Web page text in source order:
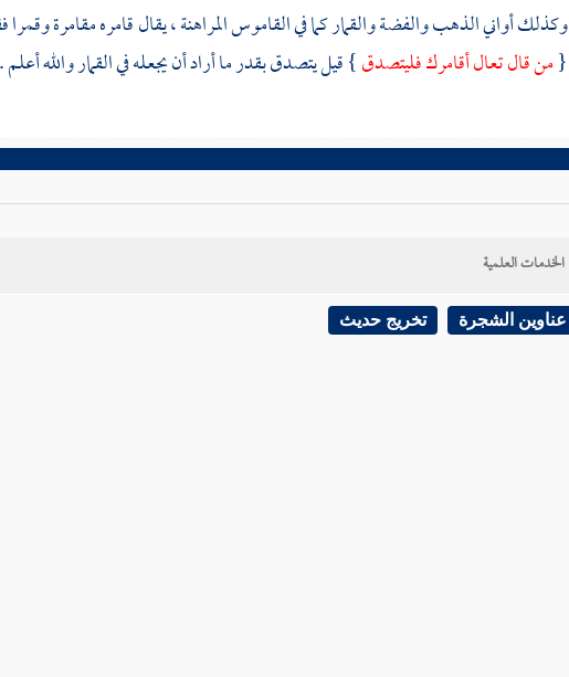
وكذلك أواني الذهب والفضة والقمار كما في القاموس المراهنة ، يقال قامره مقامرة
{من قال تعال أقامرك فليتصدق} قيل يتصدق بقدر ما أراد أن يجعله في القمار والله
الخدمات العلمية
عناوين الشجرة تخريج حديث